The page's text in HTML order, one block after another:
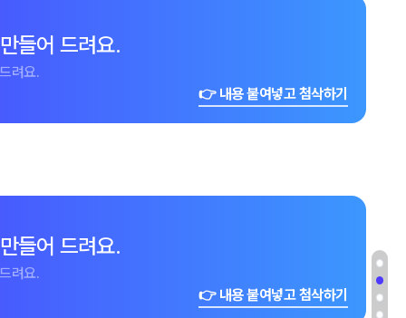
들어 드려요.
려요.
👉 내용 붙여넣고 첨삭하기
들어 드려요.
려요.
👉 내용 붙여넣고 첨삭하기